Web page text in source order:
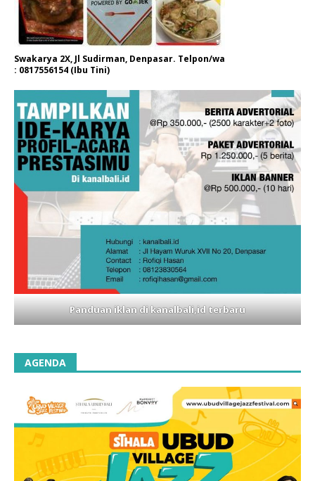
Swakarya 2X, Jl Sudirman, Denpasar. Telpon/wa
: 0817556154 (Ibu Tini)
Panduan iklan di kanalbali,id terbaru
AGENDA